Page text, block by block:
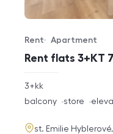
Rent flats 3+KT
Offer type
Rent
Property type
Apartment
rozměry
3+kk
funkce
balcony store
adresa
st. Emilie